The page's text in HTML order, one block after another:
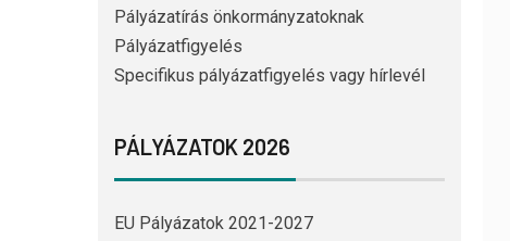
Pályázatírás önkormányzatoknak
Pályázatfigyelés
Specifikus pályázatfigyelés vagy hírlevél
PÁLYÁZATOK 2026
EU Pályázatok 2021-2027